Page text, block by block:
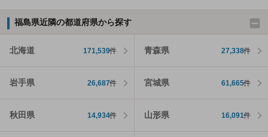
福島県近隣の都道府県から探す
北海道 171,539件 青森県 27,338件
岩手県 26,687件 宮城県 61,665件
秋田県 14,934件 山形県 16,091件